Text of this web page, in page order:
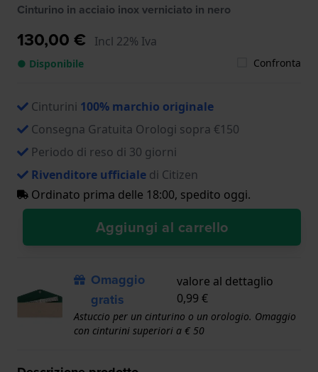
Cinturino in acciaio inox verniciato in nero
130,00 € Incl 22% Iva
● Disponibile Confronta
Cinturini 100% marchio originale
Consegna Gratuita Orologi sopra €150
Periodo di reso di 30 giorni
Rivenditore ufficiale di Citizen
Ordinato prima delle 18:00, spedito oggi.
Aggiungi al carrello
Omaggio
gratis
valore al dettaglio
0,99 €
Astuccio per un cinturino o un orologio. Omaggio
con cinturini superiori a € 50